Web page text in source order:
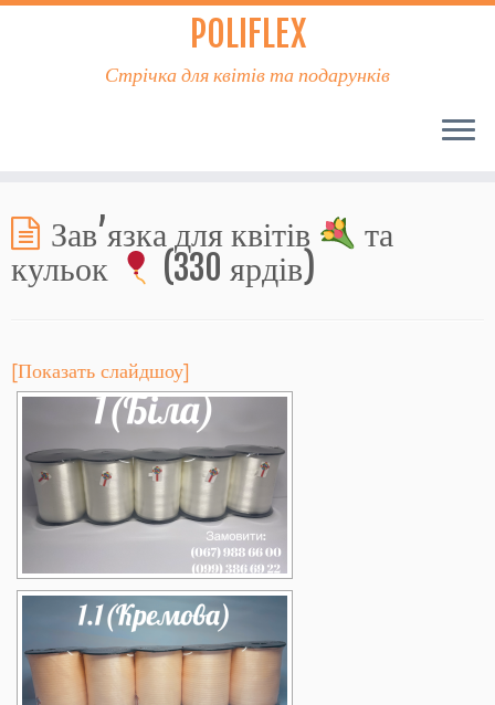
POLIFLEX
Стрічка для квітів та подарунків
Зав’язка для квітів
та
кульок
(330 ярдів)
[Показать слайдшоу]